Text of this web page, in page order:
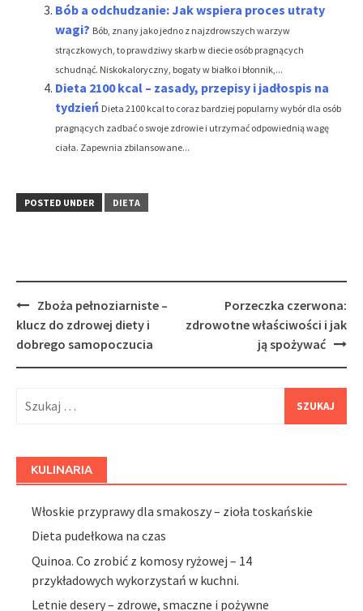
Bób a odchudzanie: Jak wspiera proces utraty
wagi? Bób, znany jako jedno z najzdrowszych warzyw
strączkowych, to prawdziwy skarb w diecie osób pragnących
schudnąć. Niskokaloryczny, bogaty w białko i błonnik,...
Dieta 2100 kcal – zasady, przepisy i jadłospis na
tydzień Dieta 2100 kcal to coraz bardziej popularny wybór dla osób
pragnących zadbać o swoje zdrowie i utrzymać odpowiednią wagę
ciała. Zapewnia zbilansowane...
POSTED UNDER DIETA
Post
navigation
Zboża pełnoziarniste –
klucz do zdrowej diety i
dobrego samopoczucia
Porzeczka czerwona:
zdrowotne właściwości i jak
ją spożywać
KULINARIA
Włoskie przyprawy dla smakoszy – zioła toskańskie
Dieta pudełkowa na czas
Quinoa. Co zrobić z komosy ryżowej – 14
przykładowych wykorzystań w kuchni.
Letnie desery – zdrowe, smaczne i pożywne